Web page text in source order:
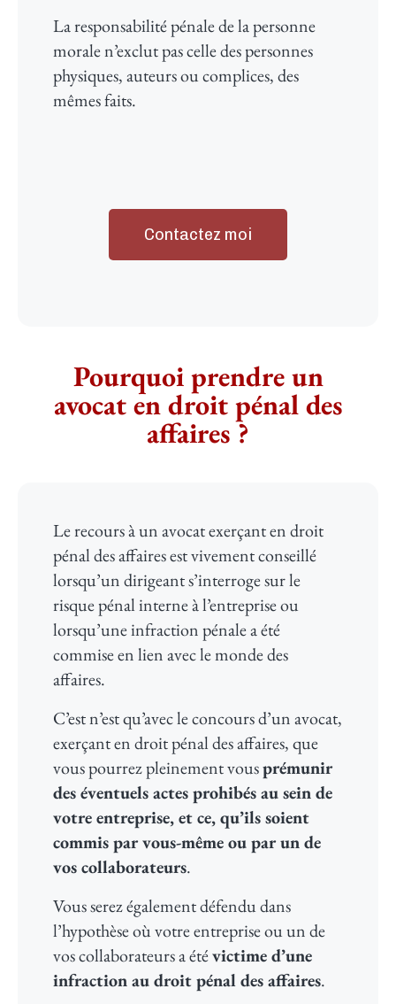
La responsabilité pénale de la personne
morale n’exclut pas celle des personnes
physiques, auteurs ou complices, des
mêmes faits.
Contactez moi
Pourquoi prendre un
avocat en droit pénal des
affaires ?​
Le recours à un avocat exerçant en droit
pénal des affaires est vivement conseillé
lorsqu’un dirigeant s’interroge sur le
risque pénal interne à l’entreprise ou
lorsqu’une infraction pénale a été
commise en lien avec le monde des
affaires.
C’est n’est qu’avec le concours d’un avocat,
exerçant en droit pénal des affaires, que
vous pourrez pleinement vousprémunir
des éventuels actes prohibés au sein de
votre entreprise, et ce, qu’ils soient
commis par vous-même ou par un de
vos collaborateurs.
Vous serez également défendu dans
l’hypothèse où votre entreprise ou un de
vos collaborateurs a étévictime d’une
infraction au droit pénal des affaires.